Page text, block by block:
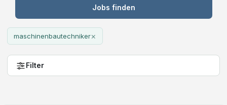
Jobs finden
maschinenbautechniker×
Filter